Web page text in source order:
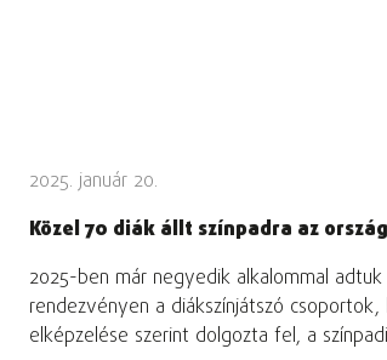
2025. január 20.
Közel 70 diák állt színpadra az
2025-ben már negyedik alkalommal
rendezvényen a diákszínjátszó
elképzelése szerint dolgozta fel, a